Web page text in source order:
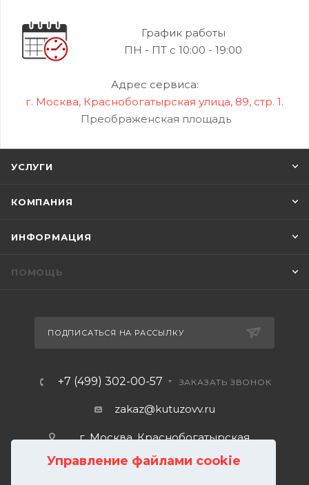
Управление файлами cookie
График работы
ПН - ПТ с 10:00 - 19:00
Адрес сервиса:
г. Москва, Краснобогатырская улица, 89, стр. 1.
Преображенская площадь
УСЛУГИ
КОМПАНИЯ
ИНФОРМАЦИЯ
ПОМОЩЬ
ПОДПИСАТЬСЯ НА РАССЫЛКУ
+7 (499) 302-00-57 ЗАКАЗАТЬ ЗВОНОК
zakaz@kutuzovv.ru
г. Москва, Краснобогатырская